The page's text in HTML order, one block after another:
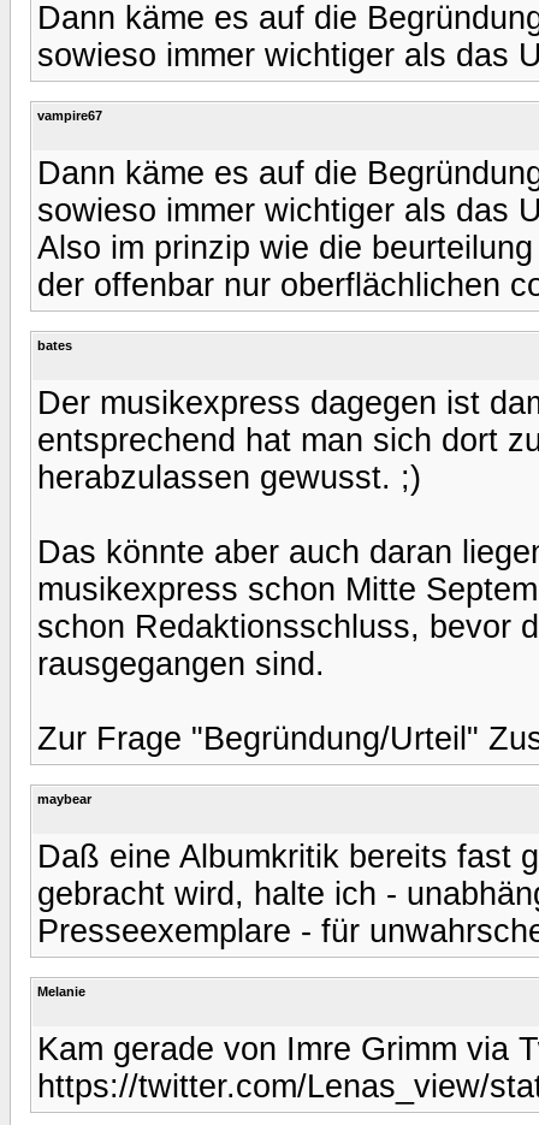
Dann käme es auf die
sowieso immer wichtiger als das
vampire67
Dann käme es auf die
sowieso immer wichtiger als das
Also im prinzip wie die
der offenbar nur oberflächlichen
bates
Der musikexpress dagegen ist
entsprechend hat man sich dort
herabzulassen gewusst. ;)
Das könnte aber auch daran
musikexpress schon Mitte
schon Redaktionsschluss, bevor
rausgegangen sind.
Zur Frage "Begründung/Urteil"
maybear
Daß eine Albumkritik bereits fast
gebracht wird, halte ich -
Presseexemplare - für
Melanie
Kam gerade von Imre Grimm via
https://twitter.com/Lenas_view/